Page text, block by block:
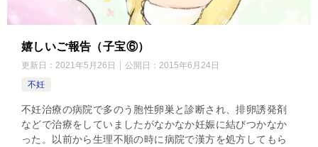
嬉しいご報告（子宝⑥）
更新日： 2021年5月26日 公開日： 2015年6月24日
不妊
不妊治療の病院で多のう胞性卵巣と診断され、排卵誘発剤
などで治療をしていましたがなかなか妊娠に結びつかなか
った。以前から生理不順の時に病院で漢方を処方してもら